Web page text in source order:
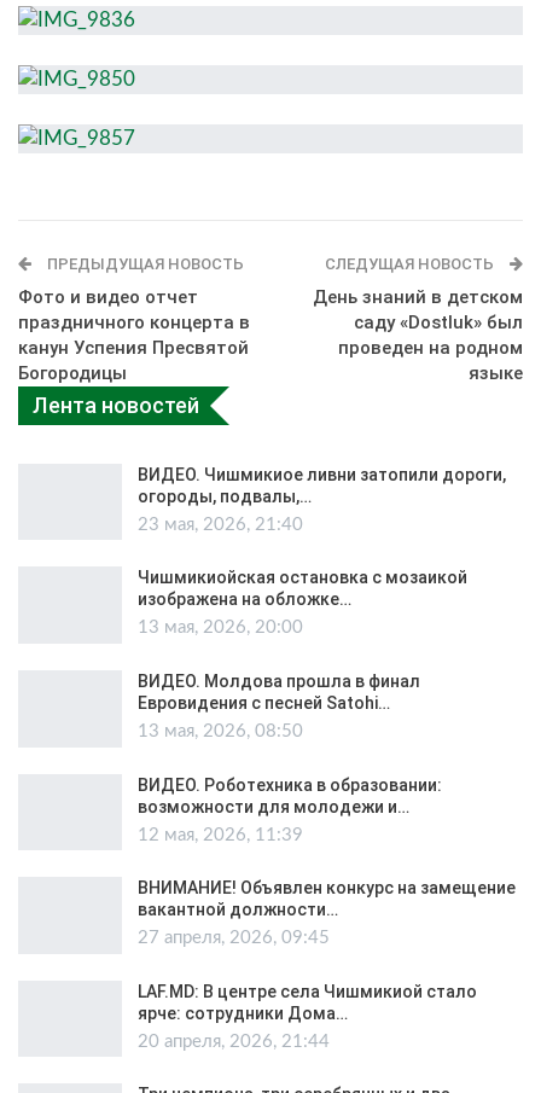
ПРЕДЫДУЩАЯ НОВОСТЬ
Фото и видео отчет
праздничного концерта в
канун Успения Пресвятой
Богородицы
СЛЕДУЩАЯ НОВОСТЬ
День знаний в детском
саду «Dostluk» был
проведен на родном
языке
Лента новостей
ВИДЕО. Чишмикиое ливни затопили дороги,
огороды, подвалы,…
23 мая, 2026, 21:40
Чишмикиойская остановка с мозаикой
изображена на обложке…
13 мая, 2026, 20:00
ВИДЕО. Молдова прошла в финал
Евровидения с песней Satohi…
13 мая, 2026, 08:50
ВИДЕО. Роботехника в образовании:
возможности для молодежи и…
12 мая, 2026, 11:39
ВНИМАНИЕ! Объявлен конкурс на замещение
вакантной должности…
27 апреля, 2026, 09:45
LAF.MD: В центре села Чишмикиой стало
ярче: сотрудники Дома…
20 апреля, 2026, 21:44